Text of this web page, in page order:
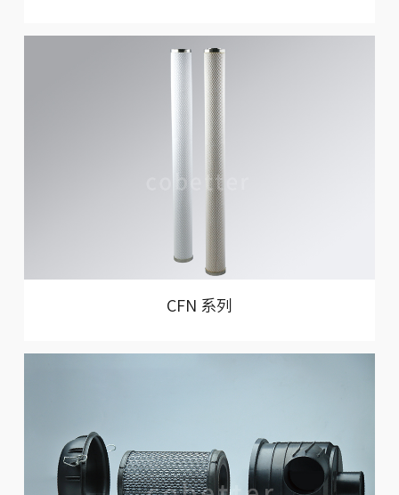
CFN 系列